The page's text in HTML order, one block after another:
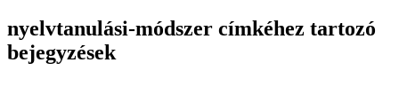
nyelvtanulási-módszer címkéhez tartozó
bejegyzések